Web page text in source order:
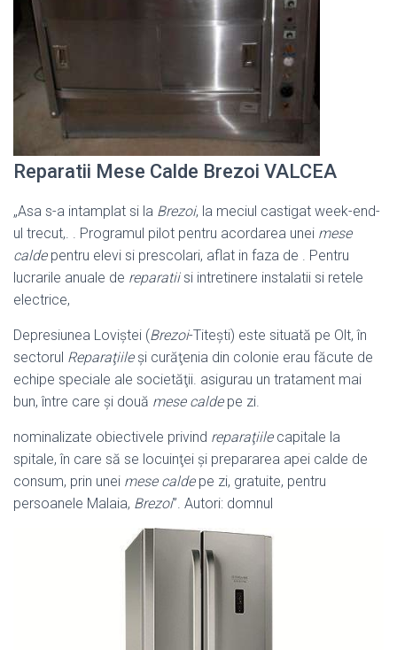
Reparatii Mese Calde Brezoi VALCEA
„Asa s-a intamplat si la Brezoi, la meciul castigat week-end-
ul trecut,. . Programul pilot pentru acordarea unei mese
caldepentru elevi si prescolari, aflat in faza de . Pentru
lucrarile anuale de reparatiisi intretinere instalatii si retele
electrice,
Depresiunea Loviştei (Brezoi-Titeşti) este situată pe Olt, în
sectorul Reparaţiileşi curăţenia din colonie erau făcute de
echipe speciale ale societăţii. asigurau un tratament mai
bun, între care şi două mese caldepe zi.
nominalizate obiectivele privind reparaţiilecapitale la
spitale, în care să se locuinţei şi prepararea apei calde de
consum, prin unei mese caldepe zi, gratuite, pentru
persoanele Malaia, Brezoi”. Autori: domnul